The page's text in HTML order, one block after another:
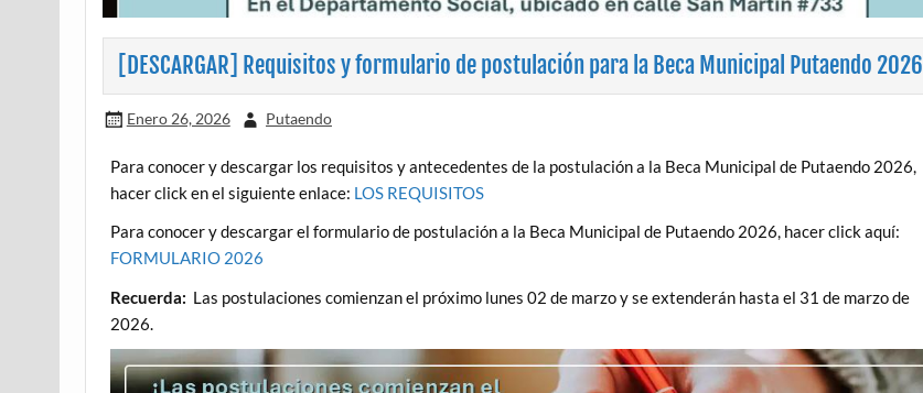
[DESCARGAR] Requisitos y formulario de postulación para la Beca Municipal Putaendo 2026
Enero 26, 2026 Putaendo
Para conocer y descargar los requisitos y antecedentes de la postulación a la Beca Municipal de Putaendo 2026,
hacer click en el siguiente enlace: LOS REQUISITOS
Para conocer y descargar el formulario de postulación a la Beca Municipal de Putaendo 2026, hacer click aquí:
FORMULARIO 2026
Recuerda: Las postulaciones comienzan el próximo lunes 02 de marzo y se extenderán hasta el 31 de marzo de
2026.